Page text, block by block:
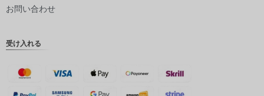
ククロー
お問い合わせ
受け入れる